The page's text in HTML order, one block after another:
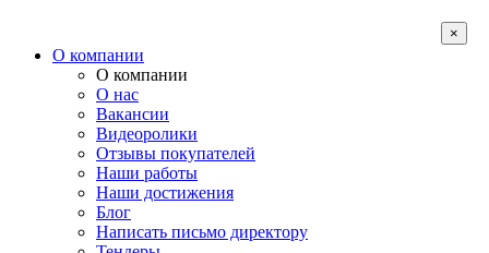
О компании
О компании
О нас
Вакансии
Видеоролики
Отзывы покупателей
Наши работы
Наши достижения
Блог
Написать письмо директору
×